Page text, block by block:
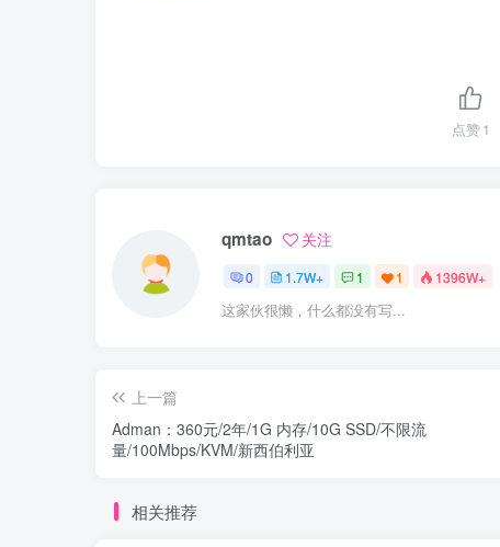
点赞1
qmtao 关注
0 1.7W+ 1 1 1396W+
这家伙很懒，什么都没有写...
上一篇
Adman：360元/2年/1G 内存/10G SSD/不限流
量/100Mbps/KVM/新西伯利亚
相关推荐